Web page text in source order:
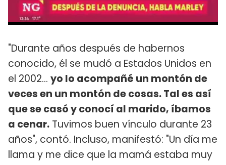
"Durante años después de habernos
conocido, él se mudó a Estados Unidos en
el 2002... yo lo acompañé un montón de
veces en un montón de cosas. Tal es así
que se casó y conocí al marido, íbamos
a cenar. Tuvimos buen vínculo durante 23
años", contó. Incluso, manifestó: "Un día me
llama y me dice que la mamá estaba muy